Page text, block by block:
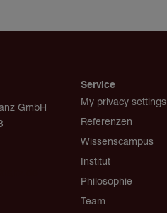
GmbH
Service
My privacy settings
Referenzen
Wissenscampus
Institut
Philosophie
Team